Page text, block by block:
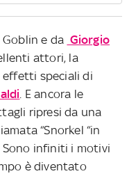
e da Giorgio
attori, la
effetti speciali di
. E ancora le
ripresi da una
“Snorkel “in
infiniti i motivi
è diventato